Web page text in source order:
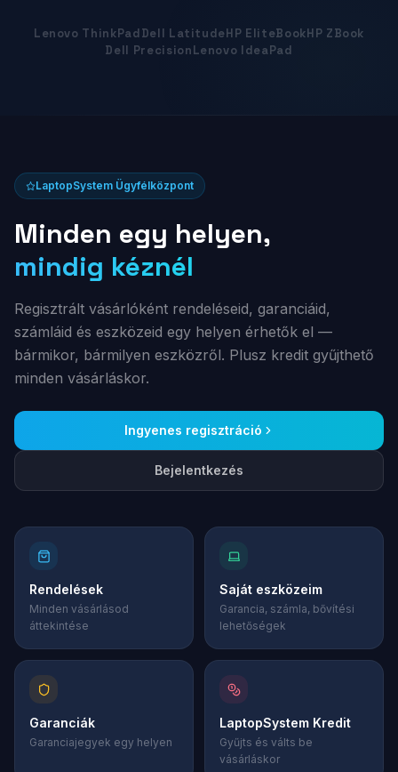
Lenovo ThinkPadDell LatitudeHP EliteBookHP ZBook
Dell PrecisionLenovo IdeaPad
LaptopSystem Ügyfélközpont
Minden egy helyen,
mindig kéznél
Regisztrált vásárlóként rendeléseid, garanciáid,
számláid és eszközeid egy helyen érhetők el —
bármikor, bármilyen eszközről. Plusz kredit gyűjthető
minden vásárláskor.
Ingyenes regisztráció
Bejelentkezés
Rendelések
Minden vásárlásod
áttekintése
Saját eszközeim
Garancia, számla, bővítési
lehetőségek
Garanciák
Garanciajegyek egy helyen
LaptopSystem Kredit
Gyűjts és válts be
vásárláskor